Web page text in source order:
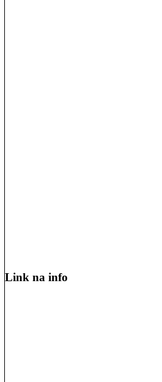
Link na info